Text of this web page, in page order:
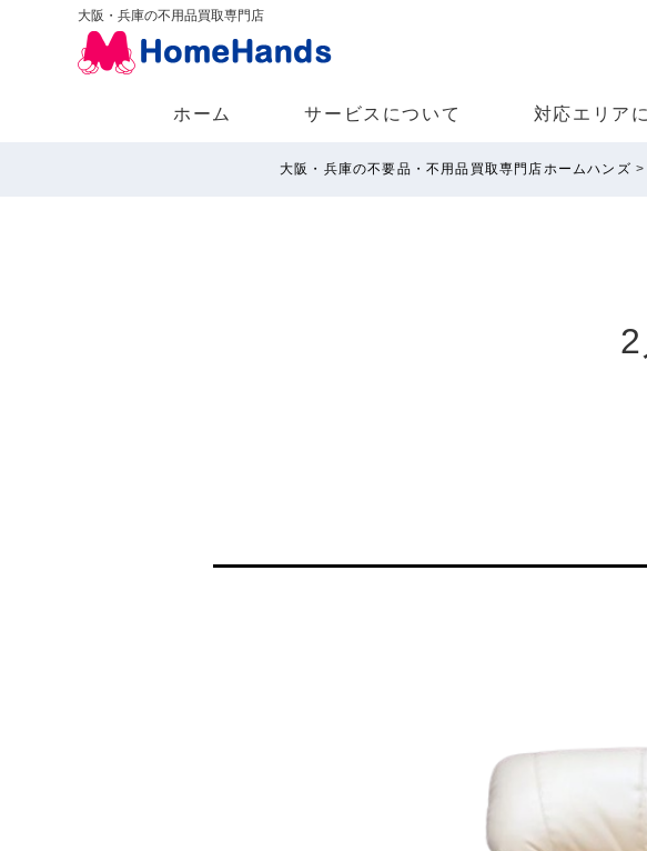
大阪・兵庫の不用品買取専門店
ホーム サービスについて 対応エリア
大阪・兵庫の不要品・不用品買取専門店ホームハンズ